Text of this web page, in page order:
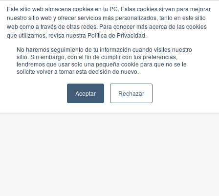
Este sitio web almacena cookies en tu PC. Estas cookies sirven para mejorar
nuestro sitio web y ofrecer servicios más personalizados, tanto en este sitio
web como a través de otras redes. Para conocer más acerca de las cookies
que utilizamos, revisa nuestra Política de Privacidad.
No haremos seguimiento de tu información cuando visites nuestro
sitio. Sin embargo, con el fin de cumplir con tus preferencias,
tendremos que usar solo una pequeña cookie para que no se te
solicite volver a tomar esta decisión de nuevo.
Aceptar Rechazar